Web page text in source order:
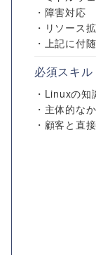
・障害対応
・リソース
・上記に付
必須スキル
・Linuxの知
・主体的な
・顧客と直